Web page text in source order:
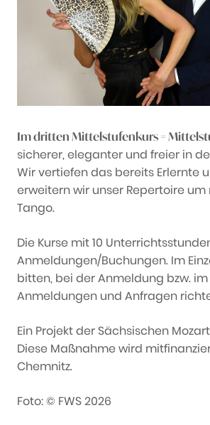
Im dritten Mittelstufenkurs =
sicherer, eleganter und freier in
Wir vertiefen das bereits Erlernte
erweitern wir unser Repertoire
Tango.
Die Kurse mit 10
Anmeldungen/Buchungen. Im
bitten, bei der Anmeldung bzw.
Anmeldungen und Anfragen
Ein Projekt der Sächsischen
Diese Maßnahme wird
Chemnitz.
Foto: © FWS 2026